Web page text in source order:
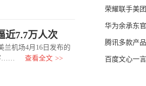
近7.7万人次
机场4月16日发布的
……
查看全文 >>
荣耀联手美
腾讯多款产